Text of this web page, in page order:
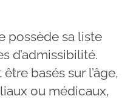
possède sa liste
d’admissibilité.
basés sur l’âge,
ou médicaux,